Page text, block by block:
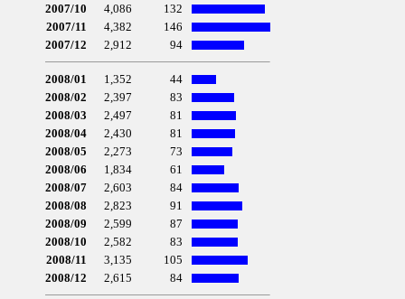
2007/10
4,086
132
2007/11
4,382
146
2007/12
2,912 94
2008/01 1,352
44
2008/02
2,397
83
2008/03
2,497
81
2008/04
2,430
81
2008/05
2,273
73
2008/06
1,834
61
2008/07
2,603
84
2008/08
2,823
91
2008/09
2,599
87
2008/10
2,582
83
2008/11
3,135
105
2008/12
2,615 84